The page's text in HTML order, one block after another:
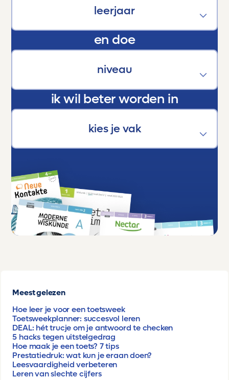
kracht die hen helpt groeien, bloeien en boven
En als trotse ouder kan ik maar één ding
en doe
ik wil beter worden in
Meest gelezen
Hoe leer je voor een toetsweek
Toetsweekplanner: succesvol leren
DEAL: hét trucje om je antwoord te checken
5 hacks tegen uitstelgedrag
Hoe maak je een toets? 7 tips
Prestatiedruk: wat kun je eraan doen?
Leesvaardigheid verbeteren
Leren van slechte cijfers